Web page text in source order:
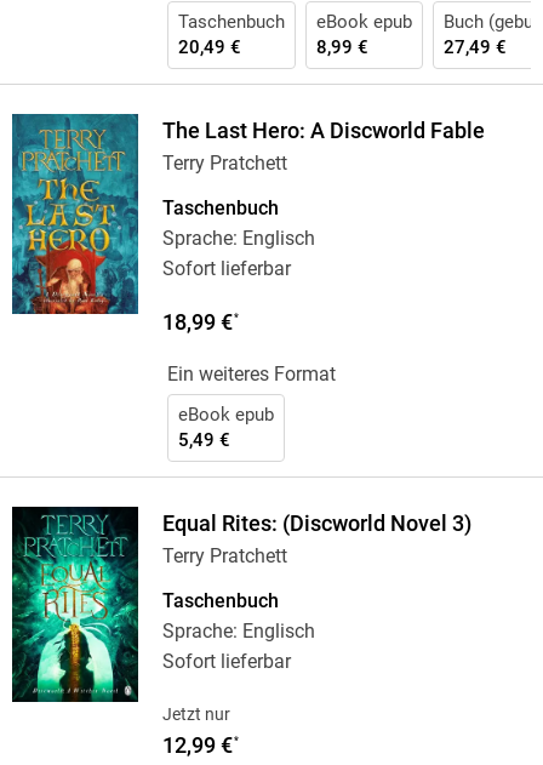
Taschenbuch
20,49 €
eBook epub
8,99 €
Buch
27,49 €
The Last Hero: A Discworld Fable
Terry Pratchett
Taschenbuch
Sprache: Englisch
Sofort lieferbar
18,99 €*
Ein weiteres Format
eBook epub
5,49 €
Equal Rites: (Discworld Novel 3)
Terry Pratchett
Taschenbuch
Sprache: Englisch
Sofort lieferbar
Jetzt nur
12,99 €*